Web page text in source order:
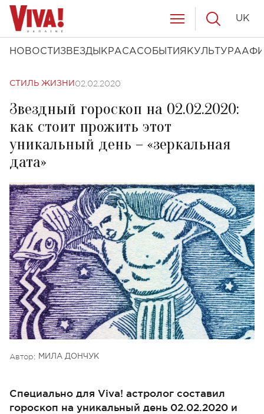
НОВОСТИ ЗВЕЗДЫ КРАСАСОБЫТИЯ КУЛЬТУРА
UK
СТИЛЬ ЖИЗНИ 02.02.2020
Звездный гороскоп на 02.02.2020:
как стоит прожить этот
уникальный день – «зеркальная
дата»
Автор: МИЛА ДОНЧУК
Специально для Viva! астролог составил
гороскоп на уникальный день 02.02.2020 и